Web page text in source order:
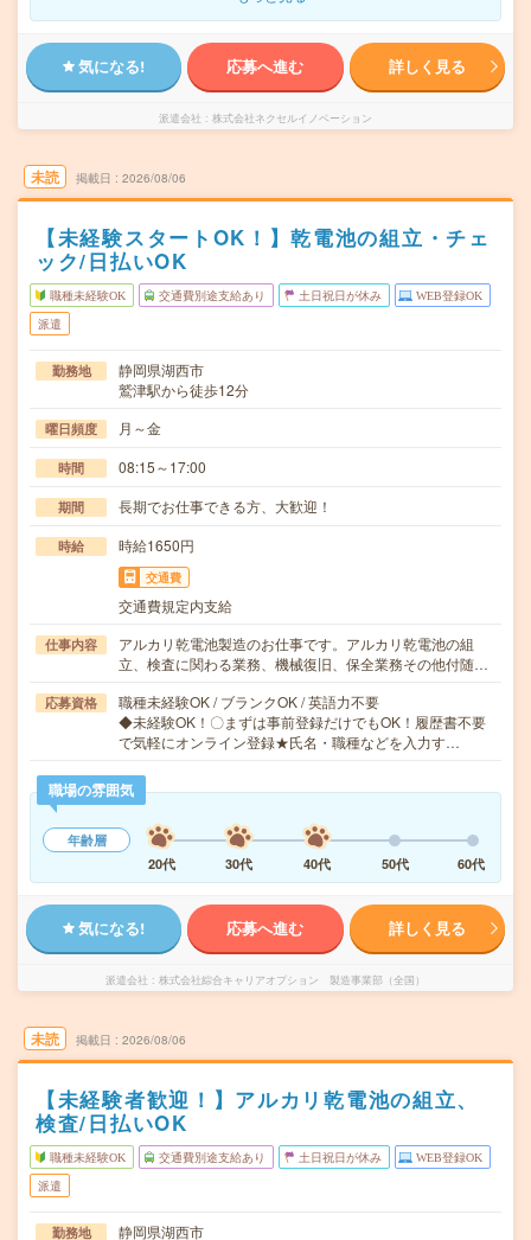
気になる! 応募へ進む 詳しく見る
派遣会社 株式会社ネクセルイノベーション
未読 掲載日 2026/08/06
【未経験スタートOK！】乾電池の組立・チェ
ック/日払いOK
職種未経験OK 交通費別途支給あり 土日祝日が休み WEB登録OK
派遣
勤務地
静岡県湖西市
鷲津駅から徒歩12分
曜日頻度 月～金
時間 08:15～17:00
期間 長期でお仕事できる方、大歓迎！
時給 時給1650円
交通費
交通費規定内支給
仕事内容
アルカリ乾電池製造のお仕事です。アルカリ乾電池の組
立、検査に関わる業務、機械復旧、保全業務その他付随…
応募資格
職種未経験OK / ブランクOK / 英語力不要
◆未経験OK！〇まずは事前登録だけでもOK！履歴書不要
で気軽にオンライン登録★氏名・職種などを入力す…
職場の雰囲気
年齢層
20代
30代 40代 50代 60代
気になる! 応募へ進む 詳しく見る
派遣会社 株式会社綜合キャリアオプション 製造事業部（全国）
未読 掲載日 2026/08/06
【未経験者歓迎！】アルカリ乾電池の組立、
検査/日払いOK
職種未経験OK 交通費別途支給あり 土日祝日が休み WEB登録OK
派遣
勤務地
静岡県湖西市